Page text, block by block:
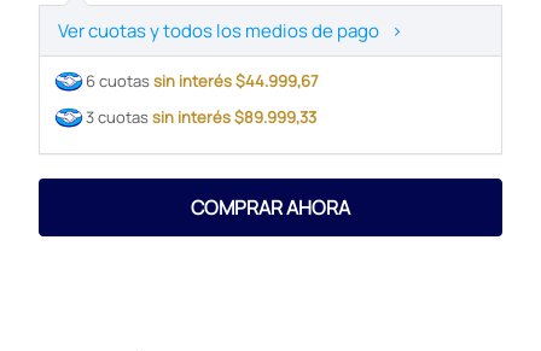
Ver cuotas y todos los medios de pago >
6 cuotassin interés $44.999,67
3 cuotassin interés $89.999,33
COMPRAR AHORA